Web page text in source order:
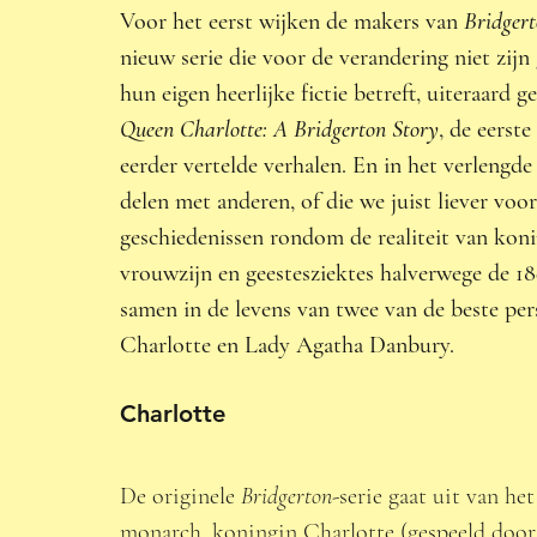
Voor het eerst wijken de makers van
nieuw serie die voor de verandering niet
hun eigen heerlijke fictie betreft, uiteraard
Queen Charlotte: A Bridgerton Story, de
eerder vertelde verhalen. En in het
delen met anderen, of die we juist liever
geschiedenissen rondom de realiteit van
vrouwzijn en geestesziektes halverwege de
samen in de levens van twee van de beste
Charlotte en Lady Agatha Danbury.
Charlotte
De originele Bridgerton-serie gaat uit van